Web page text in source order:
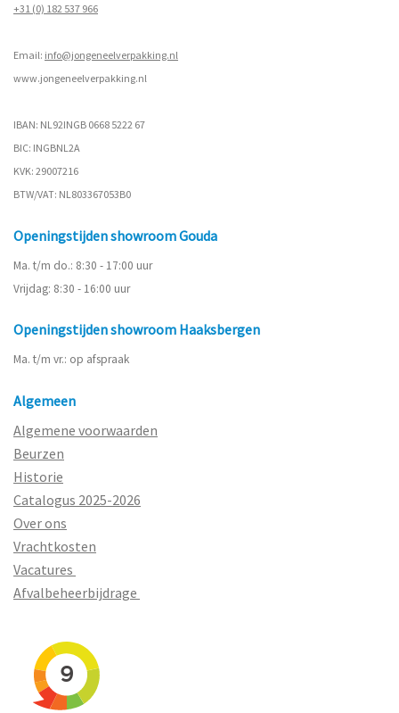
+31 (0) 182 537 966
Email: info@jongeneelverpakking.nl
www.jongeneelverpakking.nl
IBAN: NL92INGB 0668 5222 67
BIC: INGBNL2A
KVK: 29007216
BTW/VAT: NL803367053B0
Openingstijden showroom Gouda
Ma. t/m do.: 8:30 - 17:00 uur
Vrijdag: 8:30 - 16:00 uur
Openingstijden showroom Haaksbergen
Ma. t/m vr.: op afspraak
Algemeen
Algemene voorwaarden
Beurzen
Historie
Catalogus 2025-2026
Over ons
Vrachtkosten
Vacatures
Afvalbeheerbijdrage